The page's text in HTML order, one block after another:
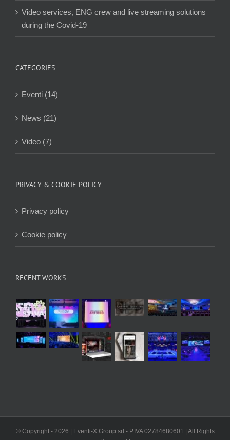
Video services, ENG crew and live streaming solutions
during the Covid-19
CATEGORIES
Eventi (14)
News (21)
Video (7)
PRIVACY & COOKIE POLICY
Privacy policy
Cookie policy
RECENT WORKS
© Copyright - 2026 | Eventi-X Group srl - P.IVA 02784680601 | All Rights